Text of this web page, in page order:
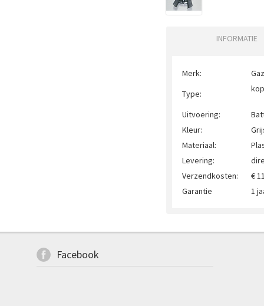
INFORMATIE
Merk:
Type:
Uitvoering:
Kleur:
Materiaal:
Levering:
Verzendkosten:
€
Garantie
1
Facebook